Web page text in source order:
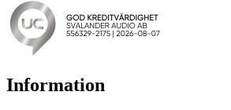
Information